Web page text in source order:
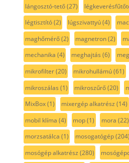
lángosztó-tető(27)
légtisztító(2) lúgszivattyú(4)
maghőmérő(2) magnetron(2)
mechanika (4) meghajtás (6)
mikrofilter(20) mikrohullámú(61)
mikroszálas (1) mikroszűrő(20)
MixBox(1) mixergép alkatrész (14)
mobil klíma (4) mop(1) mora (22)
morzsatálca (1) mosogatógép(204)
mosógép alkatrész (280)